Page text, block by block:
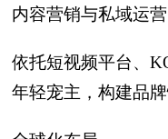
内容营销与私域运营
依托短视频平台、
年轻宠主，构建品